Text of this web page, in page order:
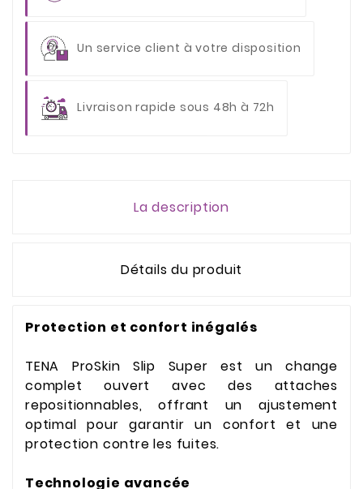
Un service client à votre disposition
Livraison rapide sous 48h à 72h
La description
Détails du produit
Protection et confort inégalés
TENA ProSkin Slip Super est un change
complet ouvert avec des attaches
repositionnables, offrant un ajustement
optimal pour garantir un confort et une
protection contre les fuites.
Technologie avancée